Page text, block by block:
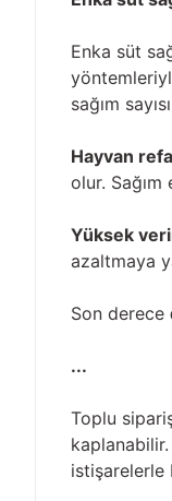
Enka süt
sağım
Hayvan
olur.
Yüksek
azaltmaya
Son derece
...
Toplu
istişarelerle